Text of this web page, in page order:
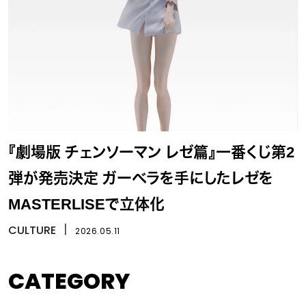
『劇場版 チェンソーマン レゼ篇』一番くじ第2
弾が発売決定 ガーベラを手にしたレゼを
MASTERLISEで立体化
CULTURE 2026.05.11
CATEGORY